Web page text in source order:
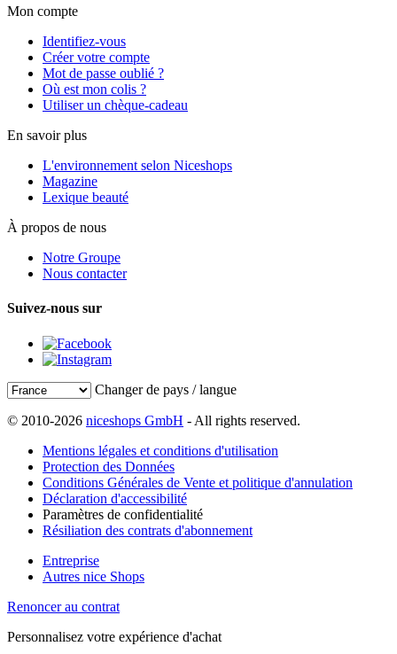
Mon compte
Identifiez-vous
Créer votre compte
Mot de passe oublié ?
Où est mon colis ?
Utiliser un chèque-cadeau
En savoir plus
L'environnement selon Niceshops
Magazine
Lexique beauté
À propos de nous
Notre Groupe
Nous contacter
Suivez-nous sur
Changer de pays / langue
© 2010-2026 niceshops GmbH - All rights reserved.
Mentions légales et conditions d'utilisation
Protection des Données
Conditions Générales de Vente et politique d'annulation
Déclaration d'accessibilité
Paramètres de confidentialité
Résiliation des contrats d'abonnement
Entreprise
Autres nice Shops
Renoncer au contrat
Personnalisez votre expérience d'achat